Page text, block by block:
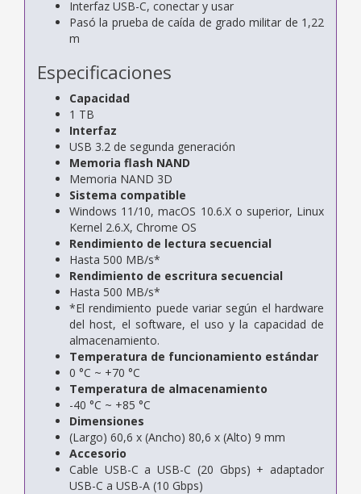
Interfaz USB-C, conectar y usar
Pasó la prueba de caída de grado militar de 1,22
m
Especificaciones
Capacidad
1 TB
Interfaz
USB 3.2 de segunda generación
Memoria flash NAND
Memoria NAND 3D
Sistema compatible
Windows 11/10, macOS 10.6.X o superior, Linux
Kernel 2.6.X, Chrome OS
Rendimiento de lectura secuencial
Hasta 500 MB/s*
Rendimiento de escritura secuencial
Hasta 500 MB/s*
*El rendimiento puede variar según el hardware
del host, el software, el uso y la capacidad de
almacenamiento.
Temperatura de funcionamiento estándar
0 °C ~ +70 °C
Temperatura de almacenamiento
-40 °C ~ +85 °C
Dimensiones
(Largo) 60,6 x (Ancho) 80,6 x (Alto) 9 mm
Accesorio
Cable USB-C a USB-C (20 Gbps) + adaptador
USB-C a USB-A (10 Gbps)